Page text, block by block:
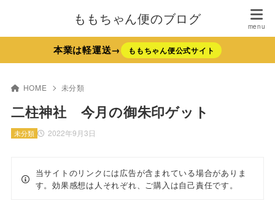
ももちゃん便のブログ
本業は軽運送→ ももちゃん便公式サイト
HOME 未分類
二柱神社 今月の御朱印ゲット
2022年9月3日
未分類
当サイトのリンクには広告が含まれている場合がありま
す。効果感想は人それぞれ、ご購入は自己責任です。